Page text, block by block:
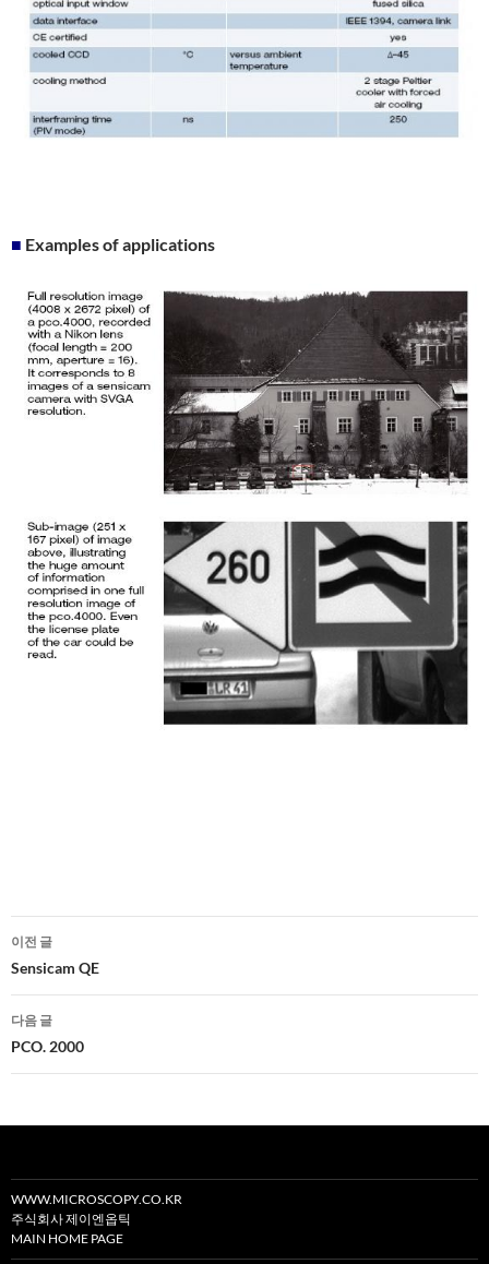
■ Examples of applications
글
네
비
게
션
이전 글
Sensicam QE
다음 글
PCO. 2000
WWW.MICROSCOPY.CO.KR
주식회사 제이엔옵틱
MAIN HOME PAGE